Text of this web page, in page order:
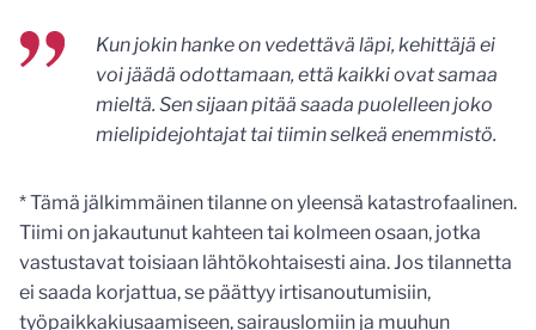
Kun jokin hanke on vedettävä läpi, kehittäjä ei
voi jäädä odottamaan, että kaikki ovat samaa
mieltä. Sen sijaan pitää saada puolelleen joko
mielipidejohtajat tai tiimin selkeä enemmistö.
* Tämä jälkimmäinen tilanne on yleensä katastrofaalinen.
Tiimi on jakautunut kahteen tai kolmeen osaan, jotka
vastustavat toisiaan lähtökohtaisesti aina. Jos tilannetta
ei saada korjattua, se päättyy irtisanoutumisiin,
työpaikkakiusaamiseen, sairauslomiin ja muuhun